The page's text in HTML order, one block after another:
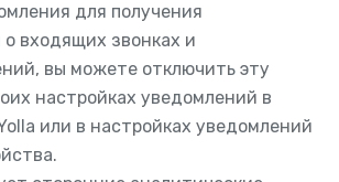
для получения
входящих звонках и
вы можете отключить эту
настройках уведомлений в
или в настройках уведомлений